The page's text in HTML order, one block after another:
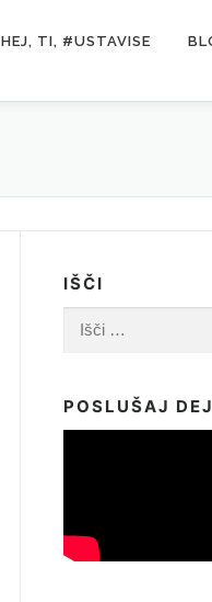
HEJ, TI, #USTAVISE
IŠČI
Išči:
POSLUŠAJ